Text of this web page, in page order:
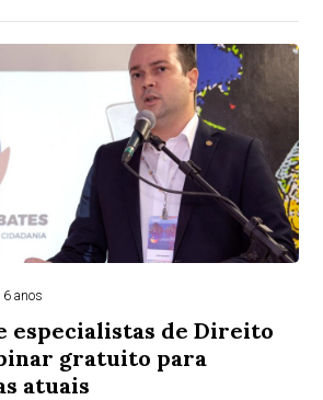
6 anos
especialistas de Direito
gratuito para
atuais